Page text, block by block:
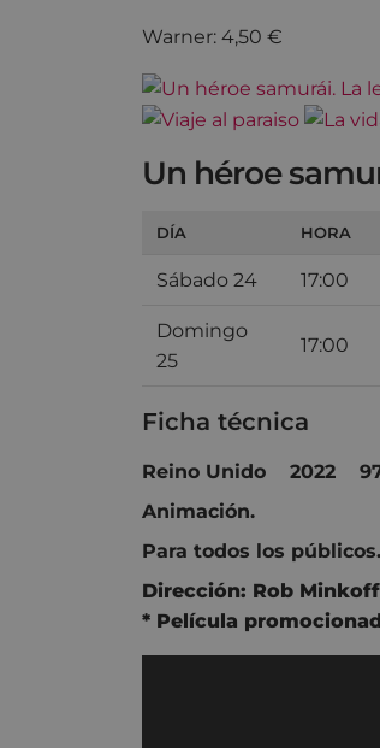
Warner: 4,50 €
Un héroe
DÍA HORA
Sábado 24 17:00
Domingo
25
17:00
Ficha técnica
Reino Unido 2022
Animación.
Para todos los públicos.
Dirección: Rob Minkoff
* Película